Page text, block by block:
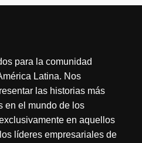
para la comunidad
Latina. Nos
las historias más
en el mundo de los
en aquellos
líderes empresariales de